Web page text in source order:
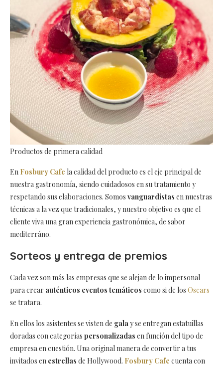
Productos de primera calidad
En Fosbury Cafe la calidad del producto es el eje principal de
nuestra gastronomía, siendo cuidadosos en su tratamiento y
respetando sus elaboraciones. Somos vanguardistas en nuestras
técnicas a la vez que tradicionales, y nuestro objetivo es que el
cliente viva una gran experiencia gastronómica, de sabor
mediterráno.
Sorteos y entrega de premios
Cada vez son más las empresas que se alejan de lo impersonal
para crear auténticos eventos temáticos como si de los Oscars
se tratara.
En ellos los asistentes se visten de galay se entregan estatuillas
doradas con categorías personalizadas en función del tipo de
empresa en cuestión. Una original manera de convertir a tus
invitados en estrellas de Hollywood. Fosbury Cafe cuenta con